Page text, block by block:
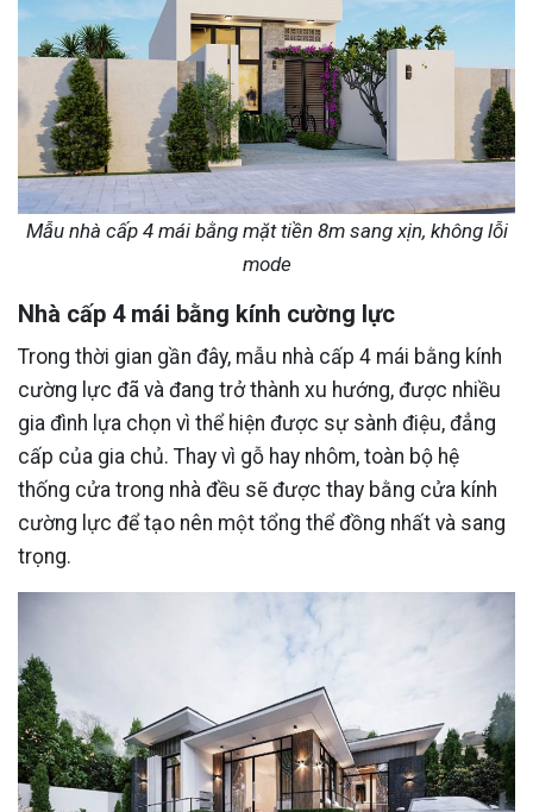
Mẫu nhà cấp 4 mái bằng mặt tiền 8m sang xịn, không lỗi
mode
Nhà cấp 4 mái bằng kính cường lực
Trong thời gian gần đây, mẫu nhà cấp 4 mái bằng kính
cường lực đã và đang trở thành xu hướng, được nhiều
gia đình lựa chọn vì thể hiện được sự sành điệu, đẳng
cấp của gia chủ. Thay vì gỗ hay nhôm, toàn bộ hệ
thống cửa trong nhà đều sẽ được thay bằng cửa kính
cường lực để tạo nên một tổng thể đồng nhất và sang
trọng.